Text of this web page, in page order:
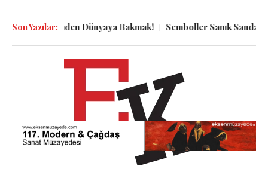
Son Yazılar:
Kuyu Dibinden Dünyaya Bakmak! Semboller Sanık